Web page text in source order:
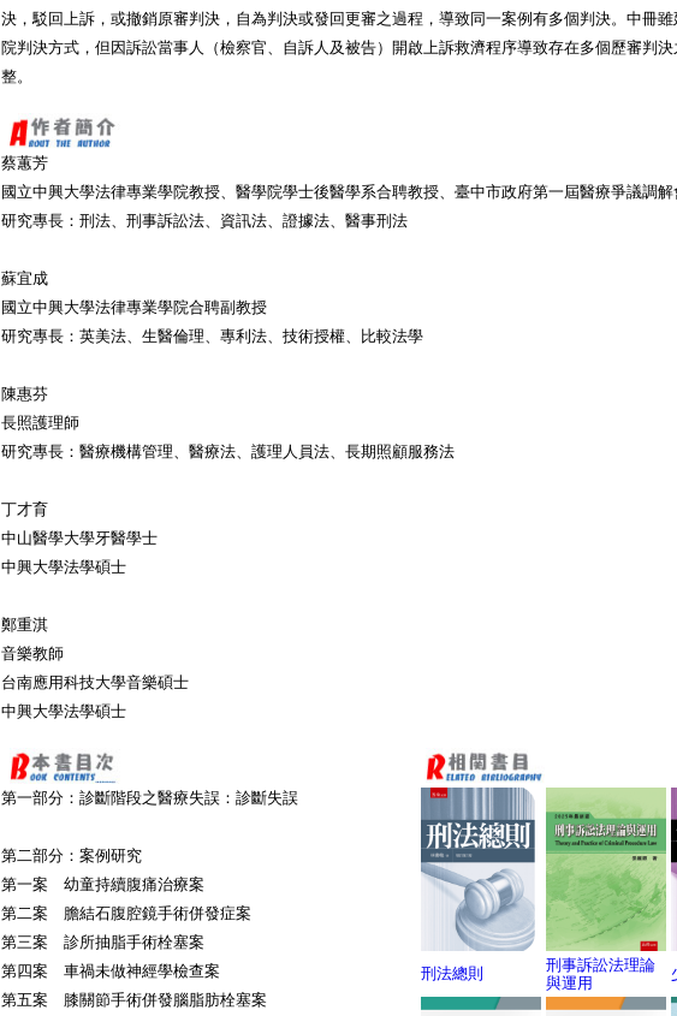
決，駁回上訴，或撤銷原審判決，自為判決或發回更審之過程，導致同一案例有多個判決。中冊
院判決方式，但因訴訟當事人（檢察官、自訴人及被告）開啟上訴救濟程序導致存在多個歷審判
整。
蔡蕙芳
國立中興大學法律專業學院教授、醫學院學士後醫學系合聘教授、臺中市政府第一屆醫療爭議調解
研究專長：刑法、刑事訴訟法、資訊法、證據法、醫事刑法
蘇宜成
國立中興大學法律專業學院合聘副教授
研究專長：英美法、生醫倫理、專利法、技術授權、比較法學
陳惠芬
長照護理師
研究專長：醫療機構管理、醫療法、護理人員法、長期照顧服務法
丁才育
中山醫學大學牙醫學士
中興大學法學碩士
鄭重淇
音樂教師
台南應用科技大學音樂碩士
中興大學法學碩士
第一部分：診斷階段之醫療失誤：診斷失誤
第二部分：案例研究
第一案 幼童持續腹痛治療案
第二案 膽結石腹腔鏡手術併發症案
第三案 診所抽脂手術栓塞案
第四案 車禍未做神經學檢查案
第五案 膝關節手術併發腦脂肪栓塞案
刑法總則
刑事訴訟法理論
與運用